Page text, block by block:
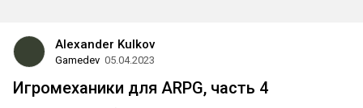
Alexander Kulkov
Gamedev 05.04.2023
Игромеханики для ARPG, часть 4